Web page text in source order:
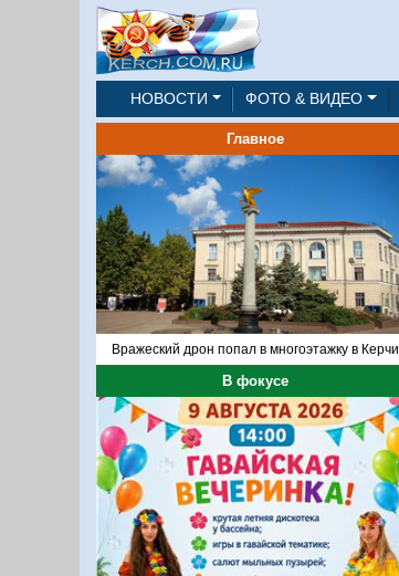
НОВОСТИ ФОТО & ВИДЕО
Главное
Вражеский дрон попал в многоэтажку в Керчи
В фокусе